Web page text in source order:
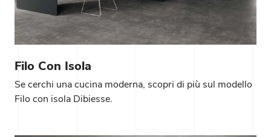
Filo Con Isola
Se cerchi una cucina moderna, scopri di più sul modello
Filo con isola Dibiesse.